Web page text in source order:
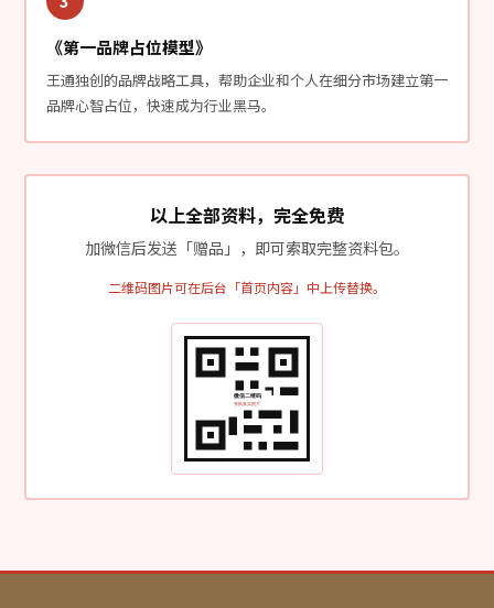
《第一品牌占位模型》
王通独创的品牌战略工具，帮助企业和个人在细分市场建立第一
品牌心智占位，快速成为行业黑马。
以上全部资料，完全免费
加微信后发送「赠品」，即可索取完整资料包。
二维码图片可在后台「首页内容」中上传替换。